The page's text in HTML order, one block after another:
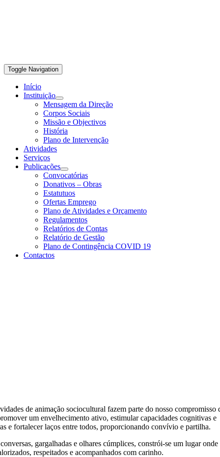
Toggle Navigation
Início
Instituição
Mensagem da Direção
Corpos Sociais
Missão e Objectivos
História
Plano de Intervenção
Atividades
Serviços
Publicações
Convocatórias
Donativos – Obras
Estatutuos
Ofertas Emprego
Plano de Atividades e Orçamento
Regulamentos
Relatórios de Contas
Relatório de Gestão
Plano de Contingência COVID 19
Contactos
de animação sociocultural fazem parte do nosso compromisso
um envelhecimento ativo, estimular capacidades cognitivas e
e fortalecer laços entre todos, proporcionando convívio e partilha.
gargalhadas e olhares cúmplices, constrói-se um lugar onde
respeitados e acompanhados com carinho.